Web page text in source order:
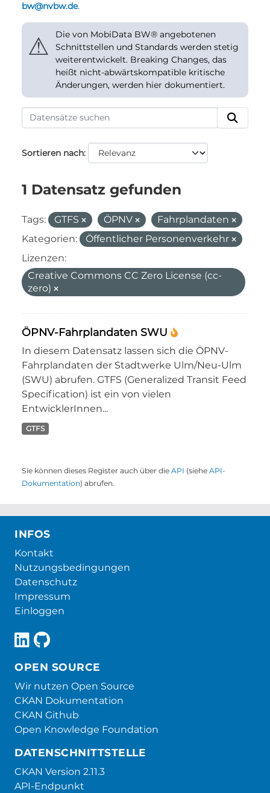
bw@nvbw.de.
⚠
Die von MobiData BW® angebotenen
Schnittstellen und Standards werden stetig
weiterentwickelt. Breaking Changes, das
heißt nicht-abwärtskompatible kritische
Änderungen, werden hier dokumentiert.
Sortieren nach
1 Datensatz gefunden
Tags: GTFS ÖPNV
Fahrplandaten
Kategorien:
Öffentlicher Personenverkehr
Lizenzen:
Creative Commons CC Zero License (cc-
zero)
ÖPNV-Fahrplandaten SWU
In diesem Datensatz lassen sich die ÖPNV-
Fahrplandaten der Stadtwerke Ulm/Neu-Ulm
(SWU) abrufen. GTFS (Generalized Transit Feed
Specification) ist ein von vielen
EntwicklerInnen...
GTFS
Sie können dieses Register auch über die API (siehe API-
Dokumentation) abrufen.
INFOS
Kontakt
Nutzungsbedingungen
Datenschutz
Impressum
Einloggen
OPEN SOURCE
Wir nutzen Open Source
CKAN Dokumentation
CKAN Github
Open Knowledge Foundation
DATENSCHNITTSTELLE
CKAN Version 2.11.3
API-Endpunkt